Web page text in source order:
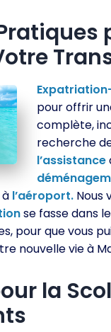
pour offrir
complète,
recherche
l’assistance
l’aéroport. Nous
se fasse dans
pour que vous
nouvelle vie à
la